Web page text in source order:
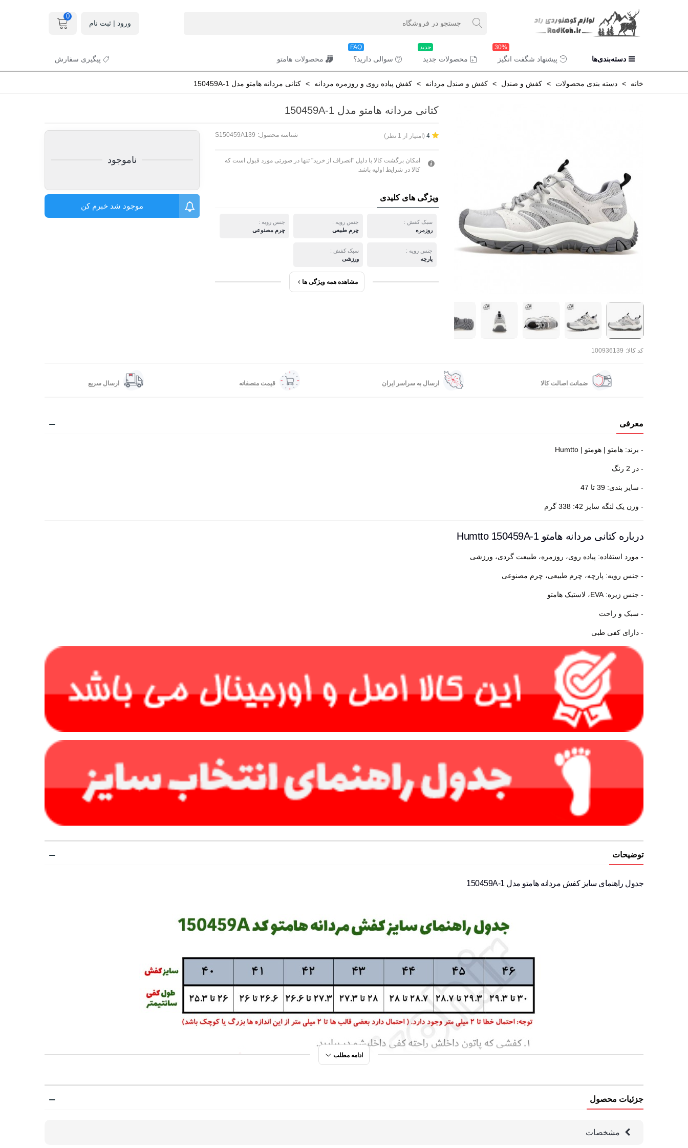
ورود | ثبت نام
0
دسته‌بندی‌ها پیشنهاد شگفت انگیز
30%
محصولات جدید
جدید
سوالی دارید؟
FAQ
محصولات هامتو پیگیری سفارش
خانه > دسته بندی محصولات > کفش و صندل > کفش و صندل مردانه > کفش پیاده روی و روزمره مردانه > کتانی مردانه هامتو مدل 150459A-1
کد کالا: 100936139
کتانی مردانه هامتو مدل 150459A-1
(امتیاز از 1 نظر) شناسه محصول: S150459A139
امکان برگشت کالا با دلیل "انصراف از خرید" تنها در صورتی مورد قبول است که
کالا در شرایط اولیه باشد.
ویژگی های کلیدی
سبک کفش :
روزمره
جنس رویه :
چرم طبیعی
جنس رویه :
چرم مصنوعی
جنس رویه :
پارچه
سبک کفش :
ورزشی
مشاهده همه ویژگی ها
ناموجود
موجود شد خبرم کن
ضمانت اصالت کالا ارسال به سراسر ایران قیمت منصفانه ارسال سریع
معرفی
- برند: هامتو | هومتو | Humtto
- در 2 رنگ
- سایز بندی: 39 تا 47
- وزن یک لنگه سایز 42: 338 گرم
درباره کتانی مردانه هامتو Humtto 150459A-1
- مورد استفاده: پیاده روی، روزمره، طبیعت گردی، ورزشی
- جنس رویه: پارچه، چرم طبیعی، چرم مصنوعی
- جنس زیره: EVA، لاستیک هامتو
- سبک و راحت
- دارای کفی طبی
توضیحات
جدول راهنمای سایز کفش مردانه هامتو مدل 150459A-1
ادامه مطلب
جزئیات محصول
مشخصات